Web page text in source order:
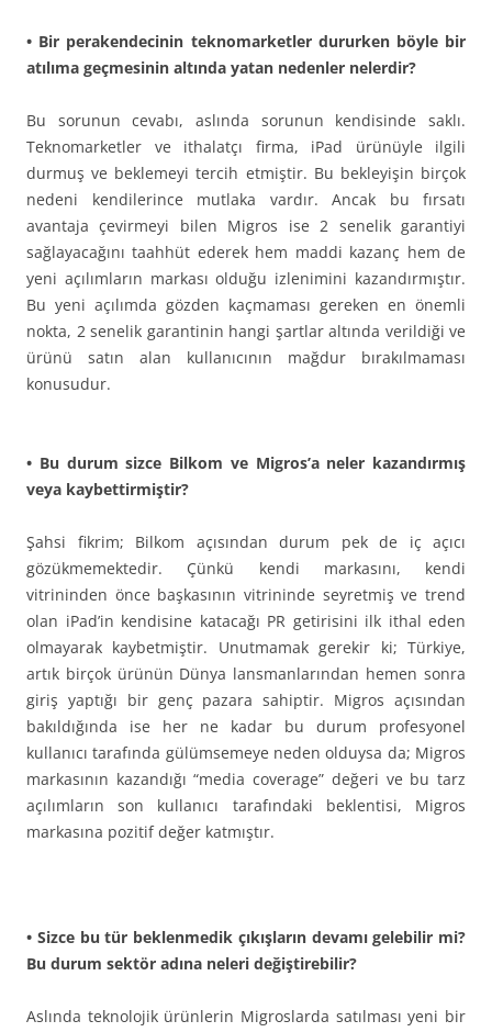
• Bir perakendecinin teknomarketler dururken böyle bir
atılıma geçmesinin altında yatan nedenler nelerdir?
Bu sorunun cevabı, aslında sorunun kendisinde saklı.
Teknomarketler ve ithalatçı firma, iPad ürünüyle ilgili
durmuş ve beklemeyi tercih etmiştir. Bu bekleyişin birçok
nedeni kendilerince mutlaka vardır. Ancak bu fırsatı
avantaja çevirmeyi bilen Migros ise 2 senelik garantiyi
sağlayacağını taahhüt ederek hem maddi kazanç hem de
yeni açılımların markası olduğu izlenimini kazandırmıştır.
Bu yeni açılımda gözden kaçmaması gereken en önemli
nokta, 2 senelik garantinin hangi şartlar altında verildiği ve
ürünü satın alan kullanıcının mağdur bırakılmaması
konusudur.
• Bu durum sizce Bilkom ve Migros’a neler kazandırmış
veya kaybettirmiştir?
Şahsi fikrim; Bilkom açısından durum pek de iç açıcı
gözükmemektedir. Çünkü kendi markasını, kendi
vitrininden önce başkasının vitrininde seyretmiş ve trend
olan iPad’in kendisine katacağı PR getirisini ilk ithal eden
olmayarak kaybetmiştir. Unutmamak gerekir ki; Türkiye,
artık birçok ürünün Dünya lansmanlarından hemen sonra
giriş yaptığı bir genç pazara sahiptir. Migros açısından
bakıldığında ise her ne kadar bu durum profesyonel
kullanıcı tarafında gülümsemeye neden olduysa da; Migros
markasının kazandığı “media coverage” değeri ve bu tarz
açılımların son kullanıcı tarafındaki beklentisi, Migros
markasına pozitif değer katmıştır.
• Sizce bu tür beklenmedik çıkışların devamı gelebilir mi?
Bu durum sektör adına neleri değiştirebilir?
Aslında teknolojik ürünlerin Migroslarda satılması yeni bir